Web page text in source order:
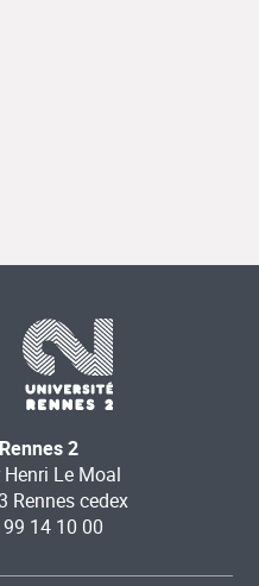
2
Le Moal
Rennes cedex
14 10 00